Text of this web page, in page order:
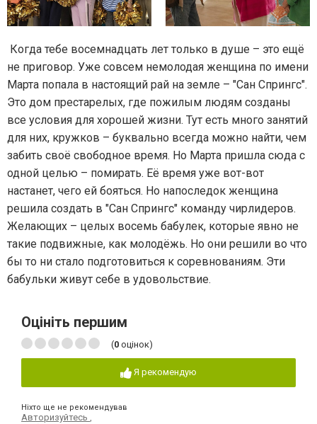
Когда тебе восемнадцать лет только в душе – это ещё
не приговор. Уже совсем немолодая женщина по имени
Марта попала в настоящий рай на земле – "Сан Спрингс".
Это дом престарелых, где пожилым людям созданы
все условия для хорошей жизни. Тут есть много занятий
для них, кружков – буквально всегда можно найти, чем
забить своё свободное время. Но Марта пришла сюда с
одной целью – помирать. Её время уже вот-вот
настанет, чего ей бояться. Но напоследок женщина
решила создать в "Сан Спрингс" команду чирлидеров.
Желающих – целых восемь бабулек, которые явно не
такие подвижные, как молодёжь. Но они решили во что
бы то ни стало подготовиться к соревнованиям. Эти
бабульки живут себе в удовольствие.
Оцініть першим
(0 оцінок)
Я рекомендую
Ніхто ще не рекомендував
Авторизуйтесь